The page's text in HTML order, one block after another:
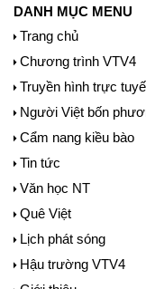
DANH MỤC MENU
Trang chủ
Chương trình VTV4
Truyền hình trực
Người Việt bốn
Cẩm nang kiều bào
Tin tức
Văn học NT
Quê Việt
Lịch phát sóng
Hậu trường VTV4